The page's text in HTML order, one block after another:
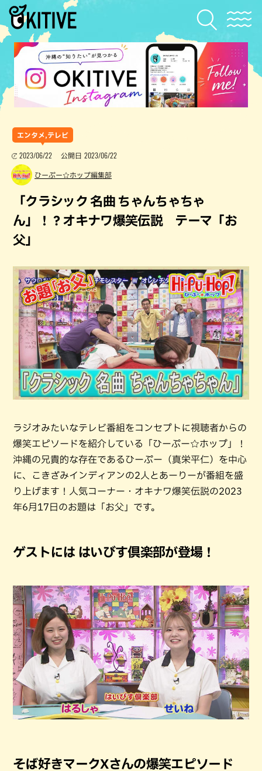
エンタメ,テレビ
2023/06/22 公開日 2023/06/22
ひーぷー☆ホップ編集部
「クラシック 名曲 ちゃんちゃちゃ
ん」！？オキナワ爆笑伝説 テーマ「お
父」
ラジオみたいなテレビ番組をコンセプトに視聴者からの
爆笑エピソードを紹介している「ひーぷー☆ホップ」！
沖縄の兄貴的な存在であるひーぷー（真栄平仁）を中心
に、こきざみインディアンの2人とあーりーが番組を盛
り上げます！人気コーナー・オキナワ爆笑伝説の2023
年6月17日のお題は「お父」です。
ゲストには はいびす倶楽部が登場！
そば好きマークXさんの爆笑エピソード